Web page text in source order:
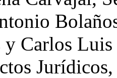
Carlos